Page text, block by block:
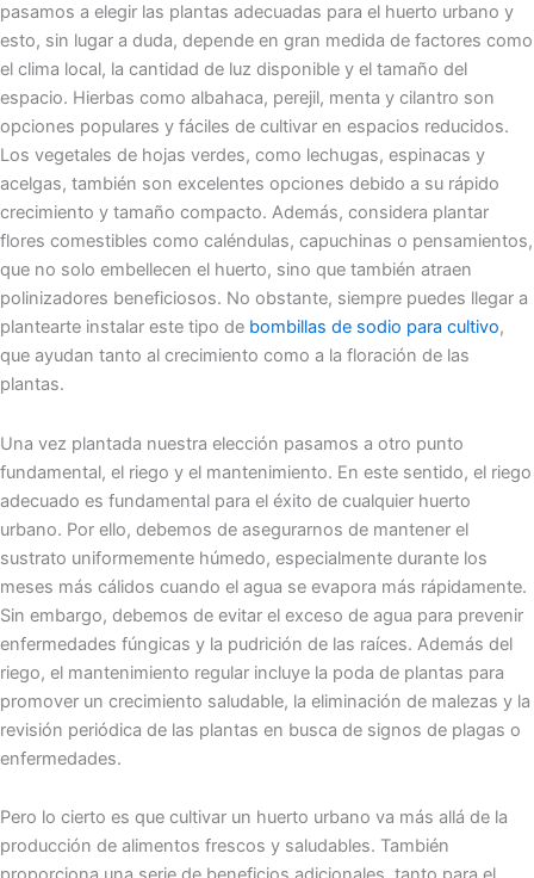
pasamos a elegir las plantas adecuadas para el huerto urbano y
esto, sin lugar a duda, depende en gran medida de factores como
el clima local, la cantidad de luz disponible y el tamaño del
espacio. Hierbas como albahaca, perejil, menta y cilantro son
opciones populares y fáciles de cultivar en espacios reducidos.
Los vegetales de hojas verdes, como lechugas, espinacas y
acelgas, también son excelentes opciones debido a su rápido
crecimiento y tamaño compacto. Además, considera plantar
flores comestibles como caléndulas, capuchinas o pensamientos,
que no solo embellecen el huerto, sino que también atraen
polinizadores beneficiosos. No obstante, siempre puedes llegar a
plantearte instalar este tipo de bombillas de sodio para cultivo,
que ayudan tanto al crecimiento como a la floración de las
plantas.
Una vez plantada nuestra elección pasamos a otro punto
fundamental, el riego y el mantenimiento. En este sentido, el riego
adecuado es fundamental para el éxito de cualquier huerto
urbano. Por ello, debemos de asegurarnos de mantener el
sustrato uniformemente húmedo, especialmente durante los
meses más cálidos cuando el agua se evapora más rápidamente.
Sin embargo, debemos de evitar el exceso de agua para prevenir
enfermedades fúngicas y la pudrición de las raíces. Además del
riego, el mantenimiento regular incluye la poda de plantas para
promover un crecimiento saludable, la eliminación de malezas y la
revisión periódica de las plantas en busca de signos de plagas o
enfermedades.
Pero lo cierto es que cultivar un huerto urbano va más allá de la
producción de alimentos frescos y saludables. También